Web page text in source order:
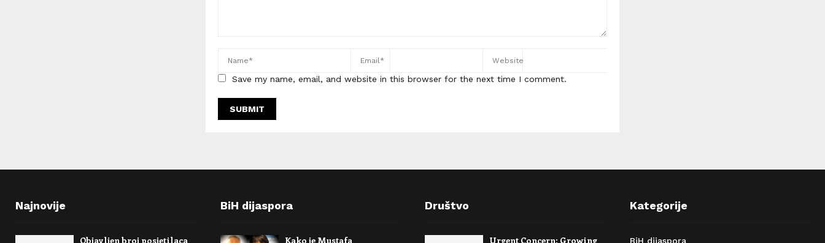
Save my name, email, and website in this browser for the next time I comment.
Najnovije
Objavljen broj posjetilaca
BiH dijaspora
Kako je Mustafa
Društvo
Urgent Concern: Growing
Kategorije
BiH dijaspora